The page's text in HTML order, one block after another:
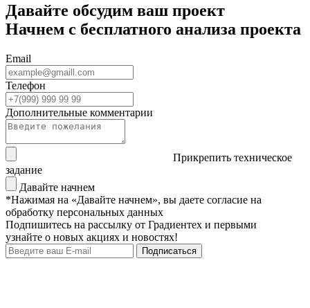
Давайте обсудим ваш проект
Начнем с бесплатного анализа проекта
Email
Телефон
Дополнительные комментарии
Прикрепить техническое
задание
Давайте начнем
*Нажимая на «Давайте начнем», вы даете согласие на
обработку персональных данных
Подпишитесь на рассылку от Градиентех и первыми
узнайте о новых акциях и новостях!
Подписаться